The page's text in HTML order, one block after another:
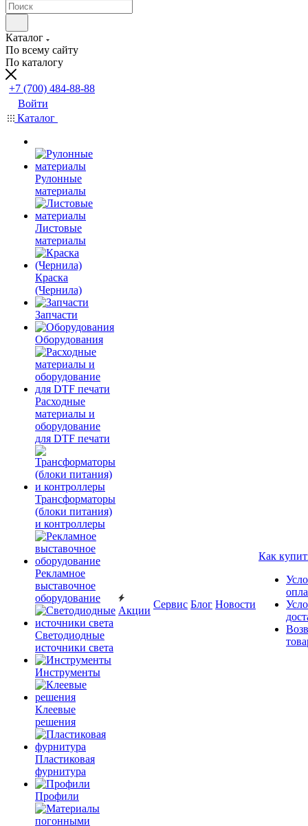
Каталог
По всему сайту
По каталогу
+7 (700) 484-88-88
Войти
Каталог
Рулонные
материалы
Листовые
материалы
Краска
(Чернила)
Запчасти
Оборудования
Расходные
материалы и
оборудование
для DTF печати
Трансформаторы
(блоки питания)
и контроллеры
Рекламное
выставочное
оборудование
Светодиодные
источники света
Инструменты
Клеевые
решения
Пластиковая
фурнитура
Профили
Акции
Сервис Блог Новости
Как